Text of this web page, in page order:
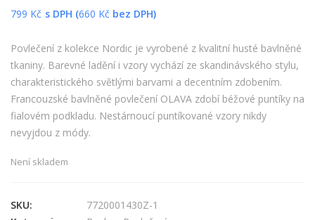
799 Kč s DPH (660 Kč bez DPH)
Povlečení z kolekce Nordic je vyrobené z kvalitní husté bavlněné
tkaniny. Barevné ladění i vzory vychází ze skandinávského stylu,
charakteristického světlými barvami a decentním zdobením.
Francouzské bavlněné povlečení OLAVA zdobí béžové puntíky na
fialovém podkladu. Nestárnoucí puntíkované vzory nikdy
nevyjdou z módy.
Není skladem
SKU:
7720001430Z-1